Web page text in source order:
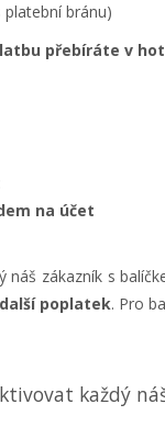
bránu)
přebíráte v
na účet
náš zákazník s
poplatek. Pro
každý